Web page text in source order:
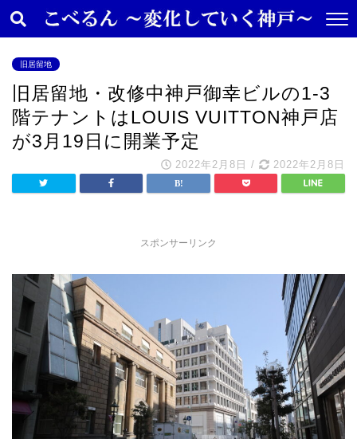
旧居留地
旧居留地・改修中神戸御幸ビルの1-3
階テナントはLOUIS VUITTON神戸店
が3月19日に開業予定
2022年2月8日 / 2022年2月8日
スポンサーリンク